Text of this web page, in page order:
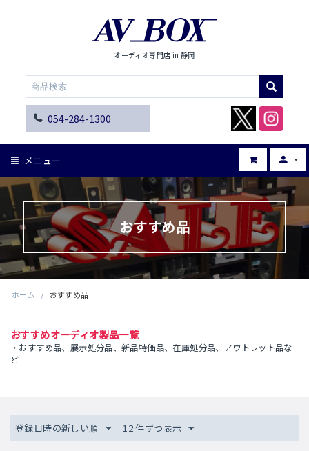
オーディオ専門店 in 静岡
054-284-1300
メニュー
おすすめ品
ホーム / おすすめ品
おすすめオーディオ製品一覧
・おすすめ品、展示処分品、新品特価品、在庫処分品、アウトレット品な
ど
登録日時の新しい順 12 件ずつ表示